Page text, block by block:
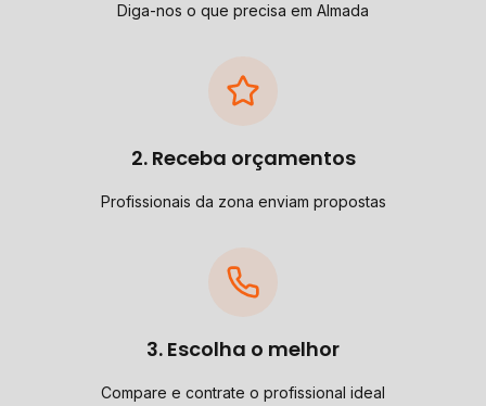
Diga-nos o que precisa em Almada
2. Receba orçamentos
Profissionais da zona enviam propostas
3. Escolha o melhor
Compare e contrate o profissional ideal